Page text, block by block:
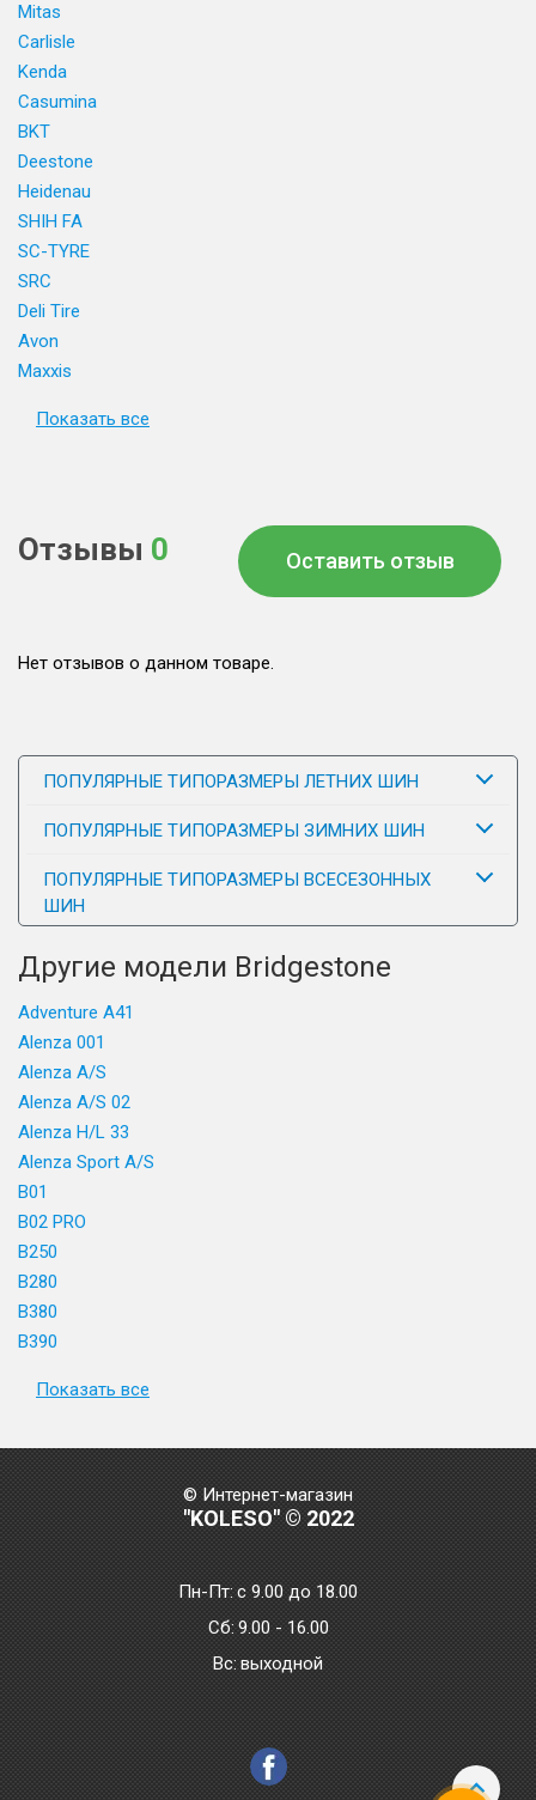
Mitas
Carlisle
Kenda
Casumina
BKT
Deestone
Heidenau
SHIH FA
SC-TYRE
SRC
Deli Tire
Avon
Maxxis
Показать все
Отзывы 0 Оставить отзыв
Нет отзывов о данном товаре.
ПОПУЛЯРНЫЕ ТИПОРАЗМЕРЫ ЛЕТНИХ ШИН
ПОПУЛЯРНЫЕ ТИПОРАЗМЕРЫ ЗИМНИХ ШИН
ПОПУЛЯРНЫЕ ТИПОРАЗМЕРЫ ВСЕСЕЗОННЫХ
ШИН
Другие модели Bridgestone
Adventure A41
Alenza 001
Alenza A/S
Alenza A/S 02
Alenza H/L 33
Alenza Sport A/S
B01
B02 PRO
B250
B280
B380
B390
Показать все
© Интернет-магазин
"KOLESO" © 2022
Пн-Пт:с 9.00 до 18.00
Сб: 9.00 - 16.00
Bc: выходной